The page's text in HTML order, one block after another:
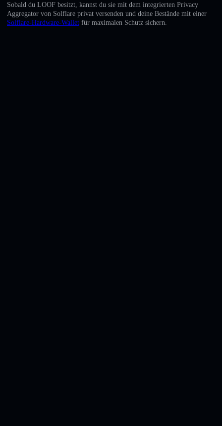
Deutsch
Sobald du LOOF besitzt, kannst du sie mit dem integrierten Privacy
Aggregator von Solflare privat versenden und deine Bestände mit einer
Solflare-Hardware-Wallet für maximalen Schutz sichern.